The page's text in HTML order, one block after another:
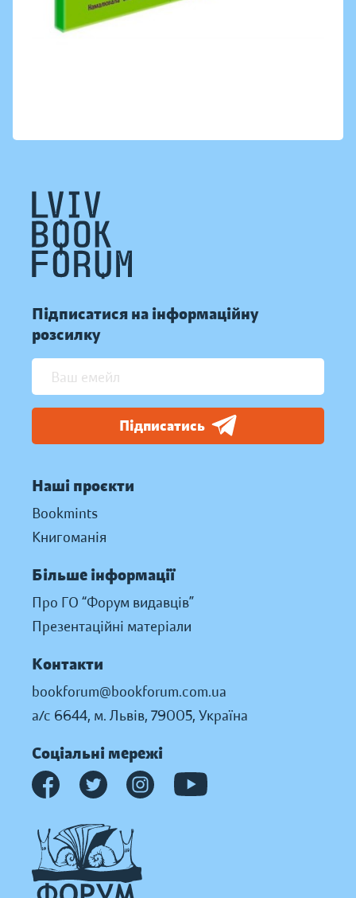
Підписатися на інформаційну
розсилку
Підписатись
Наші проєкти
Bookmints
Книгоманія
Більше інформації
Про ГО “Форум видавців”
Презентаційні матеріали
Контакти
bookforum@bookforum.com.ua
а/с 6644, м. Львів, 79005, Україна
Соціальні мережі